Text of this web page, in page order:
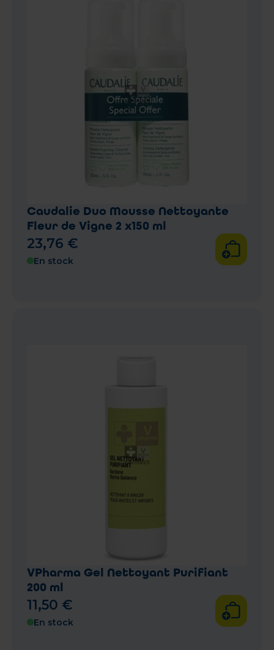
Caudalie Duo Mousse Nettoyante
Fleur de Vigne 2 x150 ml
23,76 €
En stock
VPharma Gel Nettoyant Purifiant
200 ml
11,50 €
En stock